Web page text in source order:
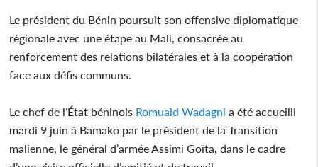
Le président du Bénin poursuit son offensive diplomatique
régionale avec une étape au Mali, consacrée au
renforcement des relations bilatérales et à la coopération
face aux défis communs.
Le chef de l’État béninois Romuald Wadagni a été accueilli
mardi 9 juin à Bamako par le président de la Transition
malienne, le général d’armée Assimi Goïta, dans le cadre